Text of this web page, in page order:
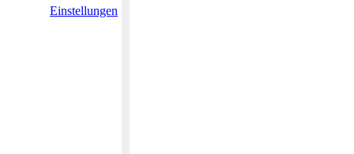
Einstellungen